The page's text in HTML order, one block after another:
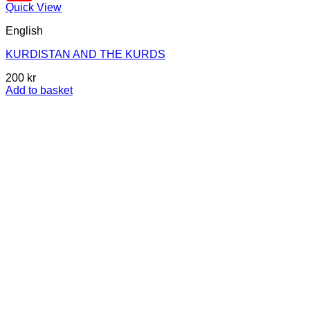
Quick View
English
KURDISTAN AND THE KURDS
200 kr
Add to basket